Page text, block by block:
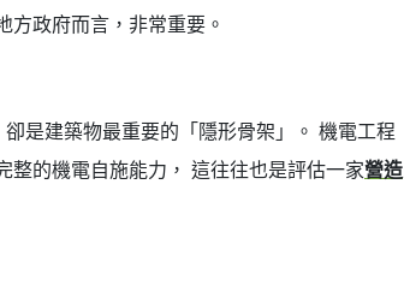
方政府而言，非常重要。
是建築物最重要的「隱形骨架」。 機電工程
整的機電自施能力， 這往往也是評估一家營造